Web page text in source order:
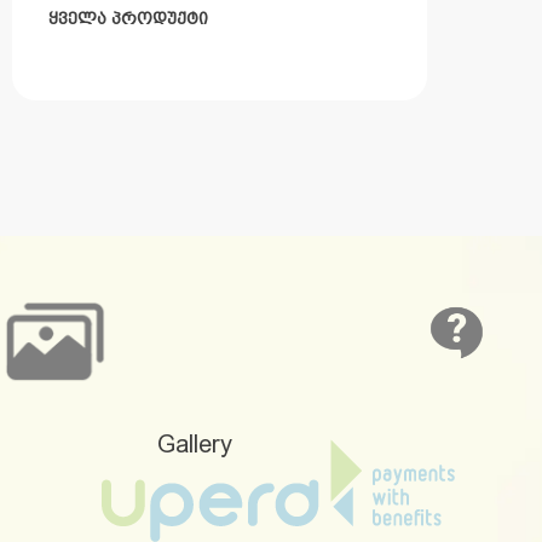
ᲧᲕᲔᲚᲐ ᲞᲠᲝᲓᲣᲥᲢᲘ
Gallery